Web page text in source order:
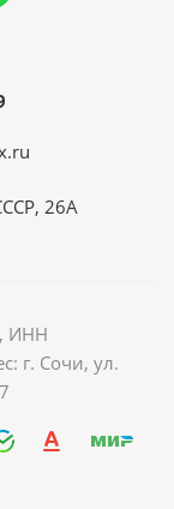
26А
ИНН
г. Сочи, ул.